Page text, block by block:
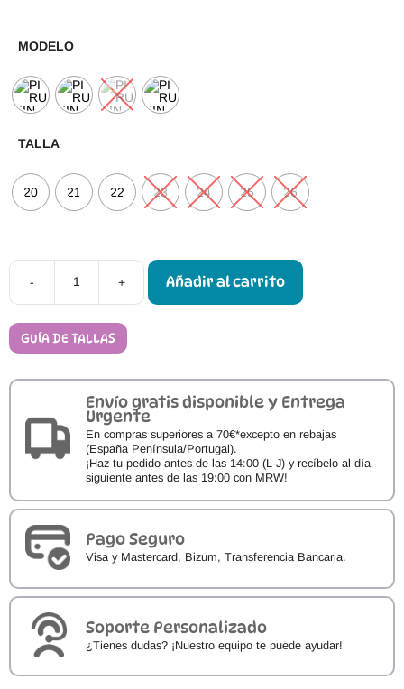
MODELO
TALLA
20 21 22 23 24 25 26
-
Sandalias
Respetuosas
+ Añadir al carrito
GUÍA DE TALLAS
Envío gratis disponible y Entrega
Urgente
En compras superiores a 70€*excepto en rebajas
(España Península/Portugal).
¡Haz tu pedido antes de las 14:00 (L-J) y recíbelo al día
siguiente antes de las 19:00 con MRW!
Pago Seguro
Visa y Mastercard, Bizum, Transferencia Bancaria.
Soporte Personalizado
¿Tienes dudas? ¡Nuestro equipo te puede ayudar!